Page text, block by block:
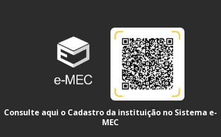
Consulte aqui o Cadastro da instituição no Sistema e-
MEC